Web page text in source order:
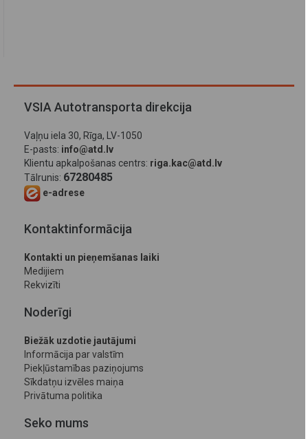
VSIA Autotransporta direkcija
Vaļņu iela 30, Rīga, LV-1050
E-pasts: info@atd.lv
Klientu apkalpošanas centrs: riga.kac@atd.lv
Tālrunis: 67280485
e-adrese
Kontaktinformācija
Kontakti un pieņemšanas laiki
Medijiem
Rekvizīti
Noderīgi
Biežāk uzdotie jautājumi
Informācija par valstīm
Piekļūstamības paziņojums
Sīkdatņu izvēles maiņa
Privātuma politika
Seko mums